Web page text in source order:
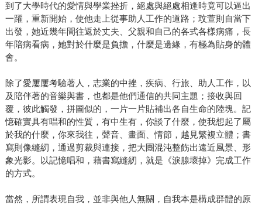
到了大學時代的愛情與學業挫折，絕處與絕處相逢時竟可以逼出
一躍，重新開始，使他走上從事助人工作的道路；玟萱則自當下
出發，她近幾年間往返於丈夫、父親和自己的各式各樣病痛，長
年陪病看病，她對於什麼是負擔，什麼是邊緣，有極為貼身的體
會。
除了愛屢屢考驗著人，志業的中挫，疾病、行旅、助人工作，以
及陪伴著的音樂與書，也都是他們通信的共同主題；接收與回
覆，彼此觸發，拼圖似的，一片一片貼補出各自生命的陸塊。記
憶確實具有唱和的性質，有中生有，你談了什麼，使我想起了屬
於我的什麼，你來我往，聲音、畫面、情節，越見繁複立體；書
寫則像縫紉，通過剪裁與連接，把大團混沌整飭出遠近風景、形
象光影。以記憶唱和，藉書寫縫紉，就是《淚腺壞掉》完成工作
的方式。
當然，所謂表現自我，並非與他人無關，自我本是構成群體的原